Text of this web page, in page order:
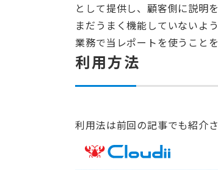
として提供し、顧客側に説明
まだうまく機能していないよう
業務で当レポートを使うこと
利用方法
利用法は前回の記事でも紹介